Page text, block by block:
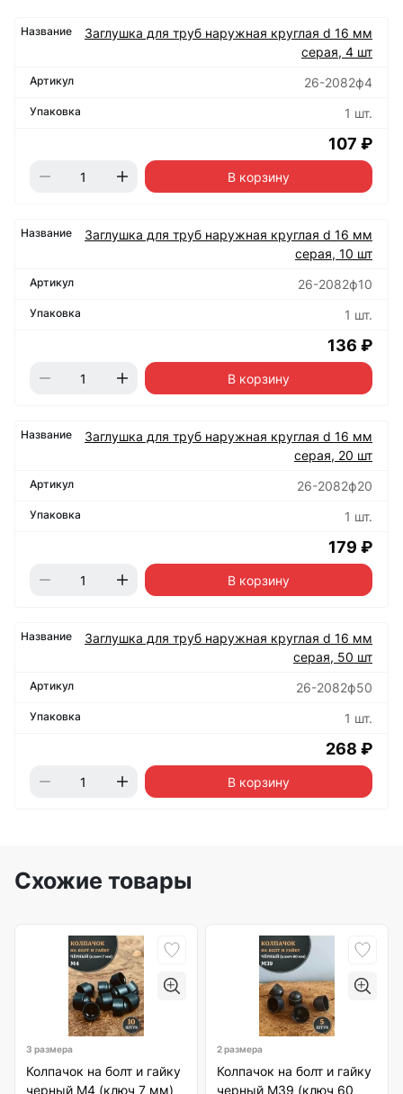
Заглушка для труб наружная круглая d 16 мм
серая, 4 шт
26-2082ф4
1 шт.
107 ₽
В корзину
Заглушка для труб наружная круглая d 16 мм
серая, 10 шт
26-2082ф10
1 шт.
136 ₽
В корзину
Заглушка для труб наружная круглая d 16 мм
серая, 20 шт
26-2082ф20
1 шт.
179 ₽
В корзину
Заглушка для труб наружная круглая d 16 мм
серая, 50 шт
26-2082ф50
1 шт.
268 ₽
В корзину
Схожие товары
3 размера
Колпачок на болт и гайку
черный M4 (ключ 7 мм)
2 размера
Колпачок на болт и гайку
черный M39 (ключ 60